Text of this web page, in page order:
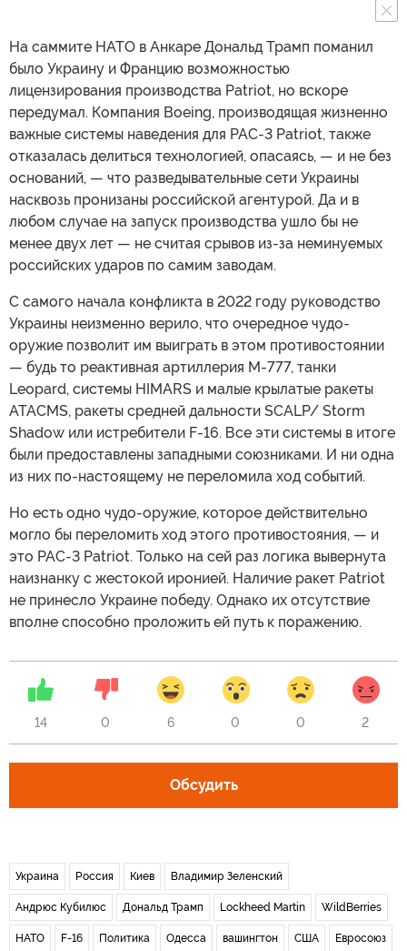
На саммите НАТО в Анкаре Дональд Трамп поманил
было Украину и Францию возможностью
лицензирования производства Patriot, но вскоре
передумал. Компания Boeing, производящая жизненно
важные системы наведения для PAC-3 Patriot, также
отказалась делиться технологией, опасаясь, — и не без
оснований, — что разведывательные сети Украины
насквозь пронизаны российской агентурой. Да и в
любом случае на запуск производства ушло бы не
менее двух лет — не считая срывов из-за неминуемых
российских ударов по самим заводам.
С самого начала конфликта в 2022 году руководство
Украины неизменно верило, что очередное чудо-
оружие позволит им выиграть в этом противостоянии
— будь то реактивная артиллерия M-777, танки
Leopard, системы HIMARS и малые крылатые ракеты
ATACMS, ракеты средней дальности SCALP/ Storm
Shadow или истребители F-16. Все эти системы в итоге
были предоставлены западными союзниками. И ни одна
из них по-настоящему не переломила ход событий.
Но есть одно чудо-оружие, которое действительно
могло бы переломить ход этого противостояния, — и
это PAC-3 Patriot. Только на сей раз логика вывернута
наизнанку с жестокой иронией. Наличие ракет Patriot
не принесло Украине победу. Однако их отсутствие
вполне способно проложить ей путь к поражению.
14 0 6 0 0 2
Обсудить
Украина Россия Киев Владимир Зеленский
Андрюс Кубилюс Дональд Трамп Lockheed Martin WildBerries
НАТО F-16 Политика Одесса вашингтон США Евросоюз